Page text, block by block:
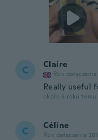
C Claire
Rok dołączenia
Really useful
około 6 roku temu
C Céline
Rok dołączenia